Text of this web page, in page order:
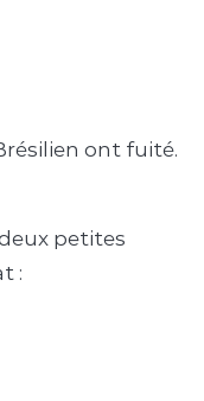
ont fuité.
petites
: